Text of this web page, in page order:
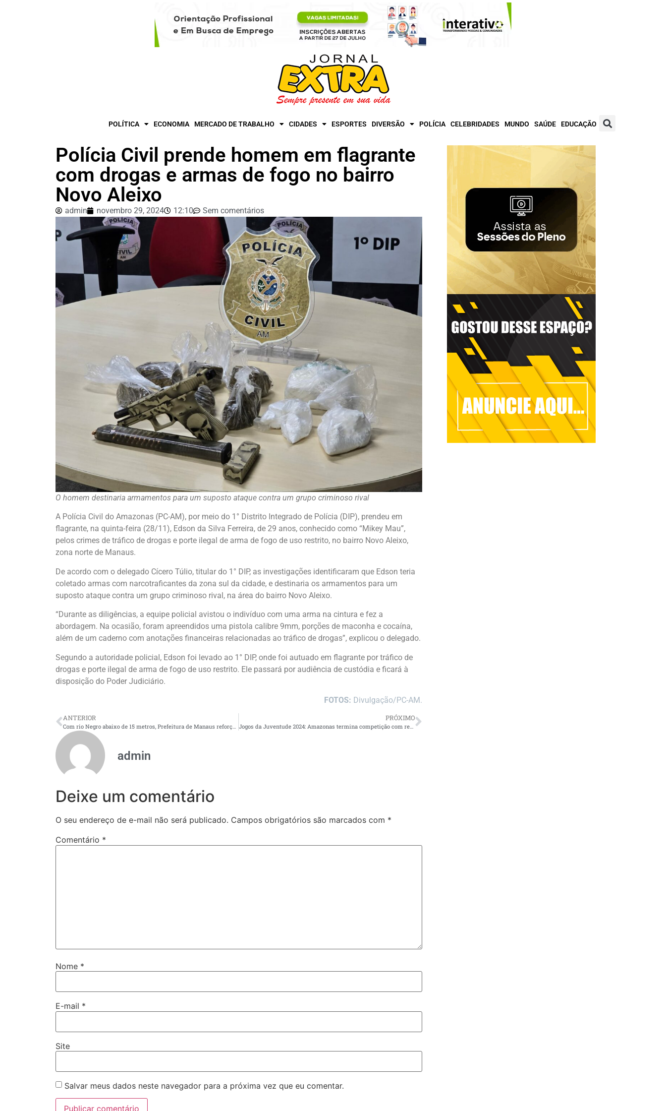
POLÍTICA ECONOMIA MERCADO DE TRABALHO CIDADES ESPORTES DIVERSÃO POLÍCIA CELEBRIDADES MUNDO SAÚDE EDUCAÇÃO
Polícia Civil prende homem em flagrante
com drogas e armas de fogo no bairro
Novo Aleixo
admin novembro 29, 2024 12:10 Sem comentários
O homem destinaria armamentos para um suposto ataque contra um grupo criminoso rival
A Polícia Civil do Amazonas (PC-AM), por meio do 1° Distrito Integrado de Polícia (DIP), prendeu em
flagrante, na quinta-feira (28/11), Edson da Silva Ferreira, de 29 anos, conhecido como “Mikey Mau”,
pelos crimes de tráfico de drogas e porte ilegal de arma de fogo de uso restrito, no bairro Novo Aleixo,
zona norte de Manaus.
De acordo com o delegado Cícero Túlio, titular do 1° DIP, as investigações identificaram que Edson teria
coletado armas com narcotraficantes da zona sul da cidade, e destinaria os armamentos para um
suposto ataque contra um grupo criminoso rival, na área do bairro Novo Aleixo.
“Durante as diligências, a equipe policial avistou o indivíduo com uma arma na cintura e fez a
abordagem. Na ocasião, foram apreendidos uma pistola calibre 9mm, porções de maconha e cocaína,
além de um caderno com anotações financeiras relacionadas ao tráfico de drogas”, explicou o delegado.
Segundo a autoridade policial, Edson foi levado ao 1° DIP, onde foi autuado em flagrante por tráfico de
drogas e porte ilegal de arma de fogo de uso restrito. Ele passará por audiência de custódia e ficará à
disposição do Poder Judiciário.
FOTOS: Divulgação/PC-AM.
ANTERIOR
Com rio Negro abaixo de 15 metros, Prefeitura de Manaus reforça proibição para banho na praia da Ponta Negra
PRÓXIMO
Jogos da Juventude 2024: Amazonas termina competição com recorde de medalhas e manutenção em divisões coletivas
admin
Deixe um comentário
O seu endereço de e-mail não será publicado. Campos obrigatórios são marcados com *
Comentário *
Nome *
E-mail *
Site
Salvar meus dados neste navegador para a próxima vez que eu comentar.